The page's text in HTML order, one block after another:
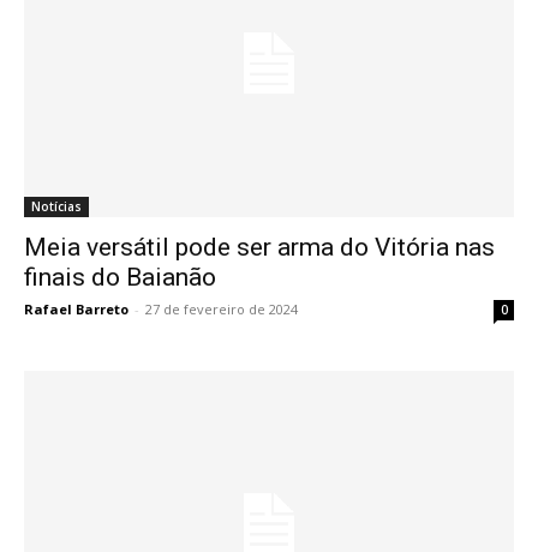
Notícias
Meia versátil pode ser arma do Vitória nas
finais do Baianão
Rafael Barreto - 27 de fevereiro de 2024 0